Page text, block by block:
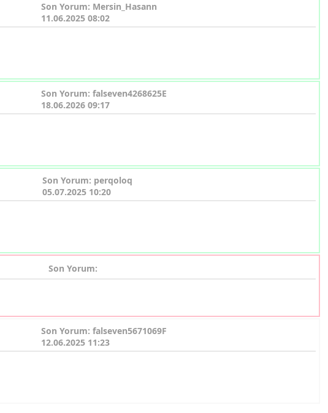
Son Yorum: Mersin_Hasann
11.06.2025 08:02
Son Yorum: falseven4268625E
18.06.2026 09:17
Son Yorum: perqoloq
05.07.2025 10:20
Son Yorum:
Son Yorum: falseven5671069F
12.06.2025 11:23